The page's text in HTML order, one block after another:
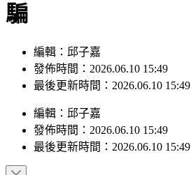
騙
編輯：邱子嘉
發佈時間：2026.06.10 15:49
最後更新時間：2026.06.10 15:49
編輯 ： 邱子嘉
發佈時間： 2026.06.10 15:49
最後更新時間： 2026.06.10 15:49